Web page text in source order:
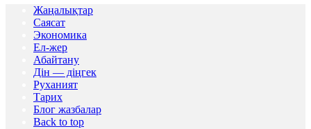
Жаңалықтар
Саясат
Экономика
Ел-жер
Абайтану
Дін — діңгек
Руханият
Тарих
Блог жазбалар
Back to top